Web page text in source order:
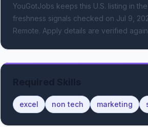
YouGotJobs keeps this U.S. listing in
freshness signals checked on Jul 9,
Remote. Apply details are verified
excel non tech marketing